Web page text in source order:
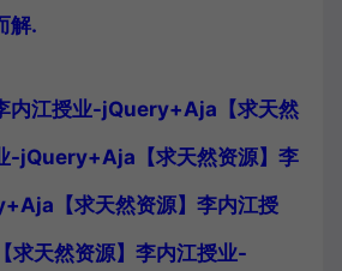
解.
内江授业-jQuery+Aja【求天然
-jQuery+Aja【求天然资源】李
【求天然资源】李内江授
天然资源】李内江授业-